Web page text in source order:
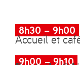
8h30 – 9h00
Accueil et
9h00 – 9h10